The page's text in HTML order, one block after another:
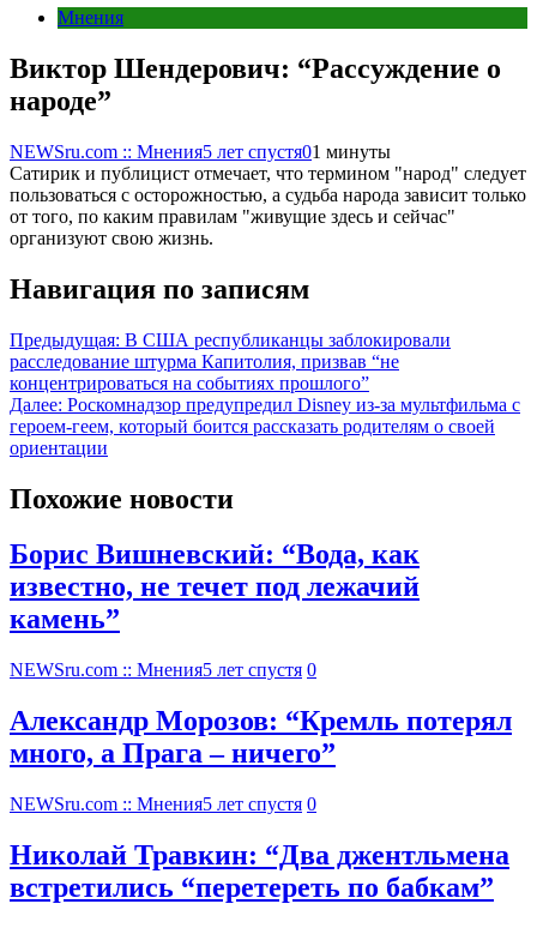
Мнения
Виктор Шендерович: “Рассуждение о
народе”
NEWSru.com :: Мнения5 лет спустя01 минуты
Сатирик и публицист отмечает, что термином "народ" следует
пользоваться с осторожностью, а судьба народа зависит только
от того, по каким правилам "живущие здесь и сейчас"
организуют свою жизнь.
Навигация по записям
Предыдущая: В США республиканцы заблокировали
расследование штурма Капитолия, призвав “не
концентрироваться на событиях прошлого”
Далее: Роскомнадзор предупредил Disney из-за мультфильма c
героем-геем, который боится рассказать родителям о своей
ориентации
Похожие новости
Борис Вишневский: “Вода, как
известно, не течет под лежачий
камень”
NEWSru.com :: Мнения5 лет спустя 0
Александр Морозов: “Кремль потерял
много, а Прага – ничего”
NEWSru.com :: Мнения5 лет спустя 0
Николай Травкин: “Два джентльмена
встретились “перетереть по бабкам”